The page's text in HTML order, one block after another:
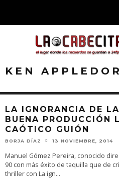
KEN
LA IGNORANCIA DE
BUENA PRODUCCIÓN
CAÓTICO GUIÓN
BORJA DÍAZ 13 NOVIEMBRE, 2014
Manuel Gómez Pereira, conocido
90 con más éxito de taquilla que de
thriller con La ign...